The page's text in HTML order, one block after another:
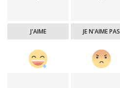
J'AIME JE N'AIME PAS